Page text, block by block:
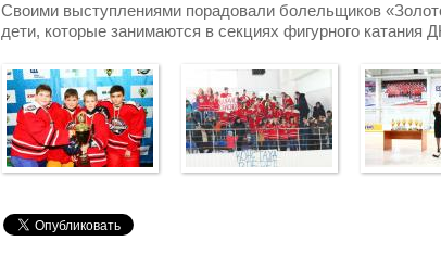
Своими выступлениями порадовали болельщиков
дети, которые занимаются в секциях фигурного